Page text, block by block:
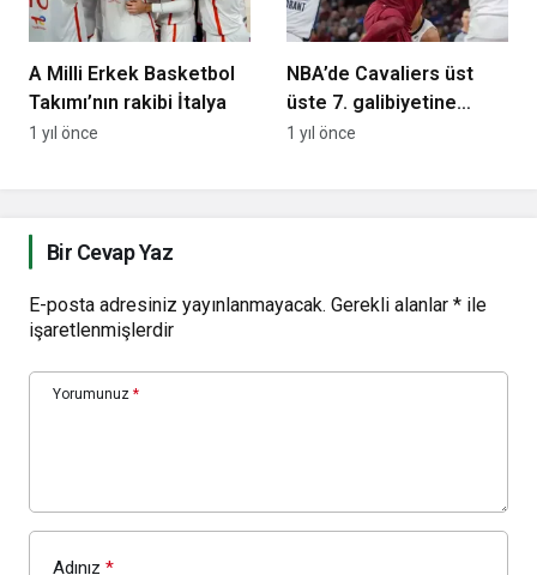
A Milli Erkek Basketbol
Takımı’nın rakibi İtalya
1 yıl önce
NBA’de Cavaliers üst
üste 7. galibiyetine
ulaştı
1 yıl önce
Bir Cevap Yaz
E-posta adresiniz yayınlanmayacak. Gerekli alanlar * ile
işaretlenmişlerdir
Yorumunuz *
Adınız *